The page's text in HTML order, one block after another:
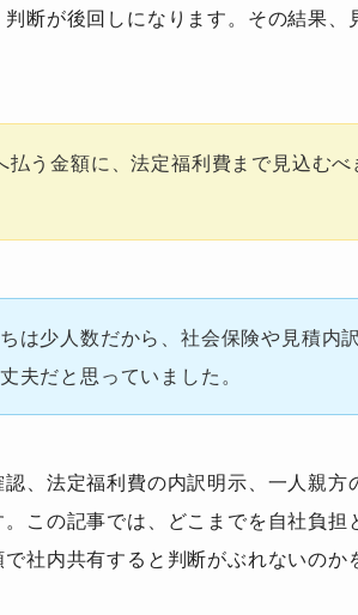
断が後回しになります。その結果
払う金額に、法定福利費まで見込む
は少人数だから、社会保険や見積内
夫だと思っていました。
、法定福利費の内訳明示、一人親
この記事では、どこまでを自社負
社内共有すると判断がぶれないのか